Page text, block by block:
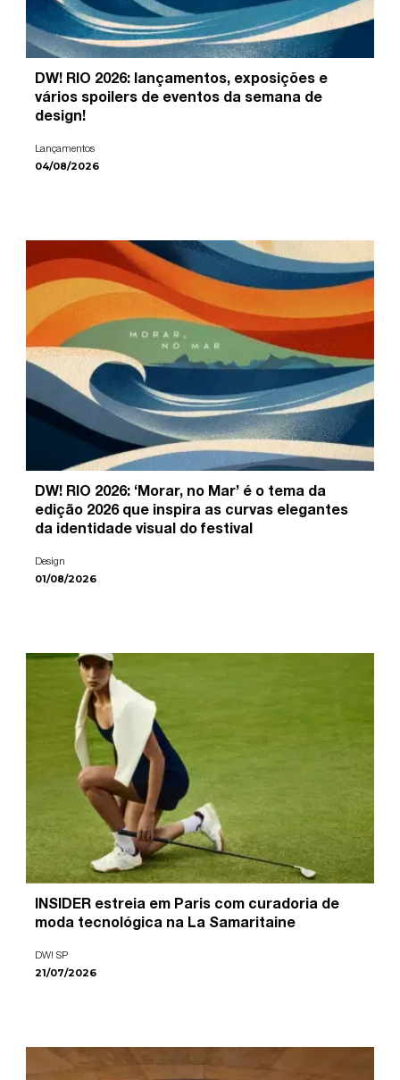
DW! RIO 2026: lançamentos, exposições e
vários spoilers de eventos da semana de
design!
Lançamentos
04/08/2026
DW! RIO 2026: ‘Morar, no Mar’ é o tema da
edição 2026 que inspira as curvas elegantes
da identidade visual do festival
Design
01/08/2026
INSIDER estreia em Paris com curadoria de
moda tecnológica na La Samaritaine
DW! SP
21/07/2026